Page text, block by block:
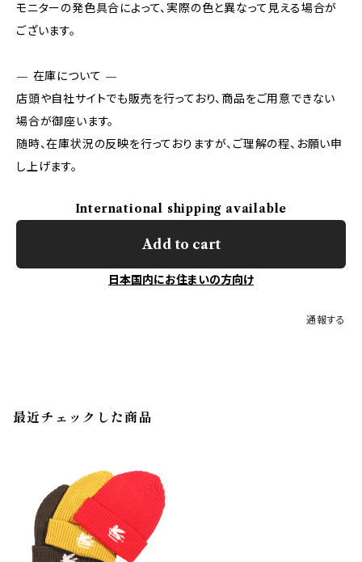
モニターの発色具合によって、実際の色と異なって見える場合が
ございます。
— 在庫について —
店頭や自社サイトでも販売を行っており、商品をご用意できない
場合が御座います。
随時、在庫状況の反映を行っておりますが、ご理解の程、お願い申
し上げます。
International shipping available
Add to cart
日本国内にお住まいの方向け
通報する
最近チェックした商品